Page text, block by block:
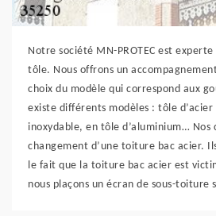
Notre société MN-PROTEC est
tôle. Nous offrons un
choix du modèle qui correspond aux
existe différents modèles : tôle d’acier
inoxydable, en tôle d’aluminium…
changement d’une toiture bac acier.
le fait que la toiture bac acier est
nous plaçons un écran de sous-toiture